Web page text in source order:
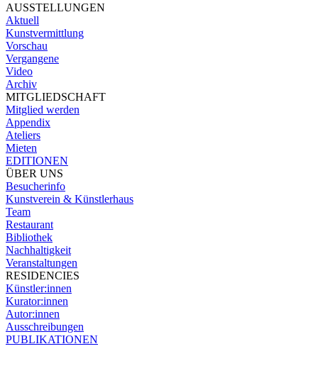
AUSSTELLUNGEN
Aktuell
Kunstvermittlung
Vorschau
Vergangene
Video
Archiv
MITGLIEDSCHAFT
Mitglied werden
Appendix
Ateliers
Mieten
EDITIONEN
ÜBER UNS
Besucherinfo
Kunstverein & Künstlerhaus
Team
Restaurant
Bibliothek
Nachhaltigkeit
Veranstaltungen
RESIDENCIES
Künstler:innen
Kurator:innen
Autor:innen
Ausschreibungen
PUBLIKATIONEN